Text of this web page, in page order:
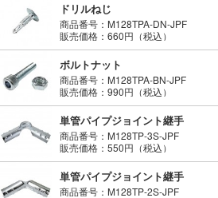
ドリルねじ
商品番号：M128TPA-DN-JPF
販売価格：660円（税込）
ボルトナット
商品番号：M128TPA-BN-JPF
販売価格：990円（税込）
単管パイプジョイント継手
商品番号：M128TP-3S-JPF
販売価格：550円（税込）
単管パイプジョイント継手
商品番号：M128TP-2S-JPF